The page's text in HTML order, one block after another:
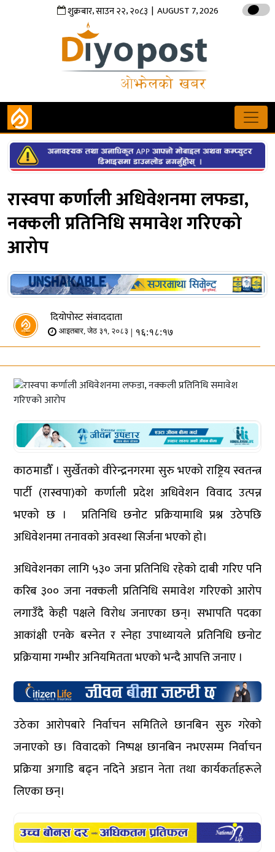
शुक्रबार,साउन२२,२०८३ | AUGUST 7, 2026
रास्वपा कर्णाली अधिवेशनमा लफडा,
नक्कली प्रतिनिधि समावेश गरिएको
आरोप
दियोपोस्ट संवाददाता
आइतबार, जेठ ३१, २०८३ | १६:१८:१७
काठमाडौँ । सुर्खेतको वीरेन्द्रनगरमा सुरु भएको राष्ट्रिय स्वतन्त्र
पार्टी (रास्वपा)को कर्णाली प्रदेश अधिवेशन विवाद उत्पन्न
भएको छ । प्रतिनिधि छनोट प्रक्रियामाथि प्रश्न उठेपछि
अधिवेशनमा तनावको अवस्था सिर्जना भएको हो।
अधिवेशनका लागि ५३० जना प्रतिनिधि रहेको दाबी गरिए पनि
करिब ३०० जना नक्कली प्रतिनिधि समावेश गरिएको आरोप
लगाउँदै केही पक्षले विरोध जनाएका छन्। सभापति पदका
आकांक्षी एनके बस्नेत र स्नेहा उपाध्यायले प्रतिनिधि छनोट
प्रक्रियामा गम्भीर अनियमितता भएको भन्दै आपत्ति जनाए ।
उठेका आरोपबारे निर्वाचन समितिले छानबिन सुरु गरेको
जनाएको छ। विवादको निष्पक्ष छानबिन नभएसम्म निर्वाचन
प्रक्रिया अगाडि बढ्न नदिने अडान नेता तथा कार्यकर्ताहरूले
लिएका छन्।